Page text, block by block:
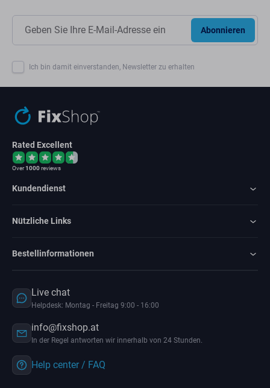
Abonnieren
Ich bin damit einverstanden, Newsletter zu erhalten
Rated Excellent
Over1000reviews
Kundendienst
Nützliche Links
Bestellinformationen
Live chat
Helpdesk: Montag - Freitag 9:00 - 16:00
info@fixshop.at
In der Regel antworten wir innerhalb von 24 Stunden.
Help center / FAQ